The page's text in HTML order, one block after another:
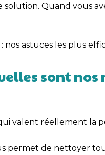
Quand vous
astuces les plus
sont nos
valent réellement la
permet de nettoyer